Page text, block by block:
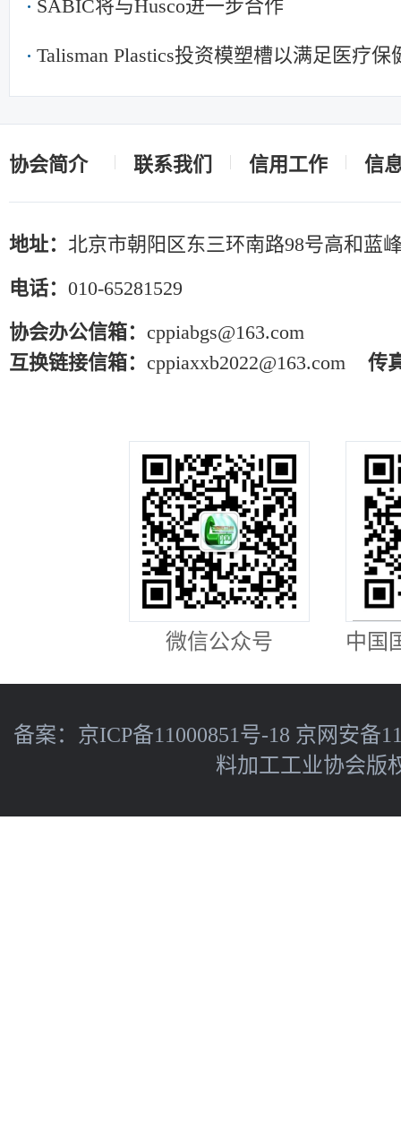
SABIC将与Husco进一步合作
Talisman Plastics投资模塑槽以满足医疗
协会简介 联系我们 信用工作 信
地址： 北京市朝阳区东三环南路98号高和蓝
电话： 010-65281529
协会办公信箱： cppiabgs@163.com
互换链接信箱： cppiaxxb2022@163.com 传
微信公众号 中国
备案： 京ICP备11000851号-18 京网安备
料加工工业协会版